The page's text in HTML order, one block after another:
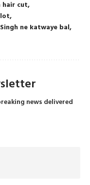
hair cut
ne katwaye bal
news delivered